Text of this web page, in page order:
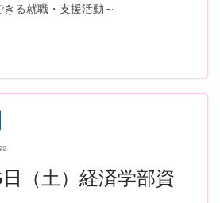
る就職・支援活動～
（土）経済学部資